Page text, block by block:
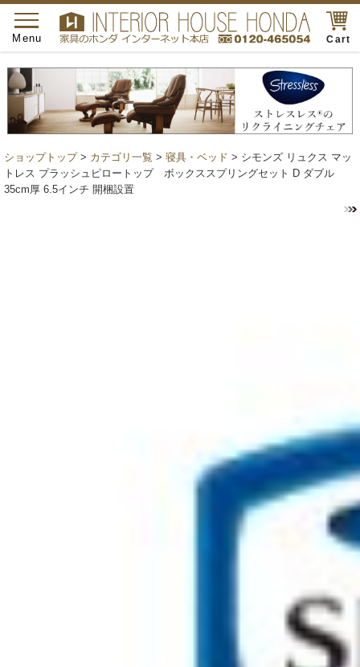
Cart
toggle
navigation
Menu
ショップトップ> カテゴリ一覧 > 寝具・ベッド > シモンズ リュクス マッ
トレス プラッシュピロートップ ボックススプリングセット D ダブル
35cm厚 6.5インチ 開梱設置